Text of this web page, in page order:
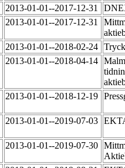
2013-01-01--2017-12-31
2013-01-01--2017-12-31
2013-01-01--2018-02-24
2013-01-01--2018-04-14
2013-01-01--2018-12-19
2013-01-01--2019-07-03
2013-01-01--2019-07-30